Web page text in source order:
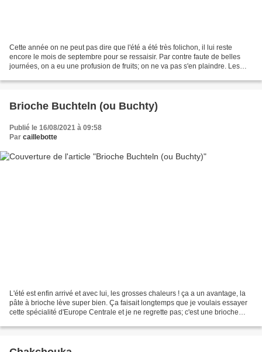
Cette année on ne peut pas dire que l'été a été très folichon, il lui reste
encore le mois de septembre pour se ressaisir. Par contre faute de belles
journées, on a eu une profusion de fruits; on ne va pas s'en plaindre. Les
Brioche Buchteln (ou Buchty)
Publié le 16/08/2021 à 09:58
Par caillebotte
L'été est enfin arrivé et avec lui, les grosses chaleurs ! ça a un avantage, la
pâte à brioche lève super bien. Ça faisait longtemps que je voulais essayer
cette spécialité d'Europe Centrale et je ne regrette pas; c'est une brioche